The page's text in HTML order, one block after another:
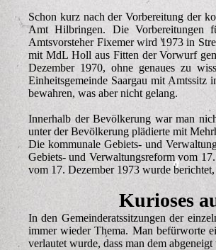
Schon kurz nach der Vorbereitung der
Amt Hilbringen. Die Vorbereitungen
Amtsvorsteher Fixemer wird 1973 in
mit MdL Holl aus Fitten der Vorwurf
Dezember 1970, ohne genaues zu
Einheitsgemeinde Saargau mit Amtssitz
bewahren, was aber nicht gelang.
Innerhalb der Bevölkerung war man
unter der Bevölkerung plädierte mit
Die kommunale Gebiets- und
Gebiets- und Verwaltungsreform vom
vom 17. Dezember 1973 wurde
Kurioses
In den Gemeinderatssitzungen der
immer wieder Thema. Man befürworte
verlautet wurde, dass man dem